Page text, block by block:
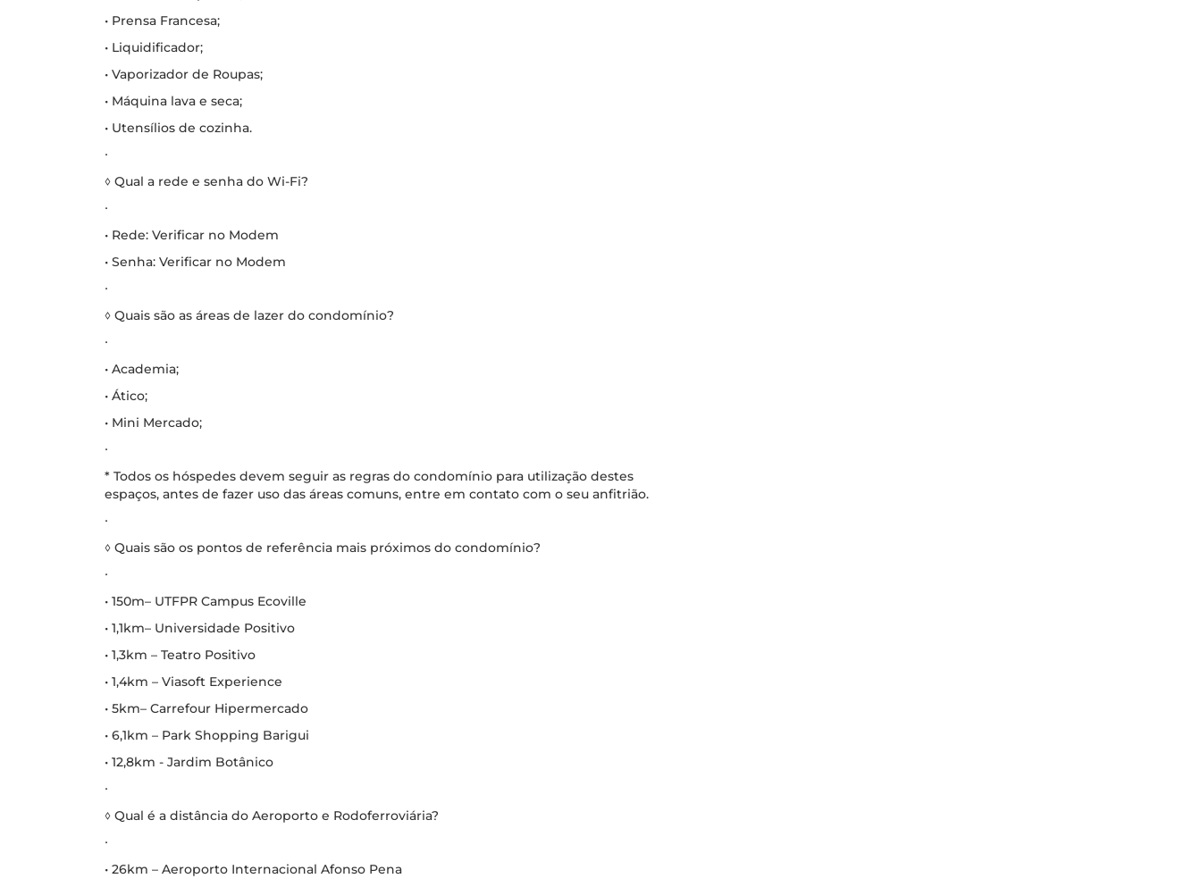
• Prensa Francesa;
• Liquidificador;
• Vaporizador de Roupas;
• Máquina lava e seca;
• Utensílios de cozinha.
∙
◊ Qual a rede e senha do Wi-Fi?
∙
• Rede: Verificar no Modem
• Senha: Verificar no Modem
∙
◊ Quais são as áreas de lazer do condomínio?
∙
• Academia;
• Ático;
• Mini Mercado;
∙
* Todos os hóspedes devem seguir as regras do condomínio para utilização destes
espaços, antes de fazer uso das áreas comuns, entre em contato com o seu anfitrião.
∙
◊ Quais são os pontos de referência mais próximos do condomínio?
∙
• 150m– UTFPR Campus Ecoville
• 1,1km– Universidade Positivo
• 1,3km – Teatro Positivo
• 1,4km – Viasoft Experience
• 5km– Carrefour Hipermercado
• 6,1km – Park Shopping Barigui
• 12,8km - Jardim Botânico
∙
◊ Qual é a distância do Aeroporto e Rodoferroviária?
∙
• 26km – Aeroporto Internacional Afonso Pena